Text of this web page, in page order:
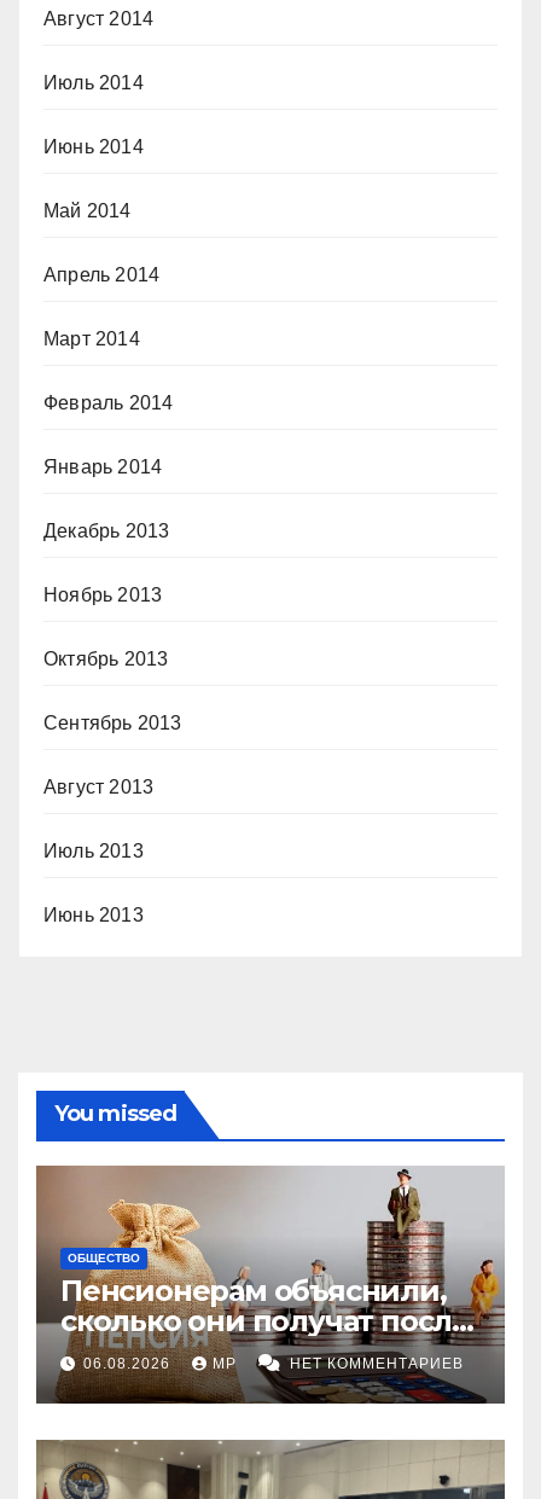
Август 2014
Июль 2014
Июнь 2014
Май 2014
Апрель 2014
Март 2014
Февраль 2014
Январь 2014
Декабрь 2013
Ноябрь 2013
Октябрь 2013
Сентябрь 2013
Август 2013
Июль 2013
Июнь 2013
You missed
ОБЩЕСТВО
Пенсионерам объяснили,
сколько они получат после
индексации
06.08.2026 MP НЕТ КОММЕНТАРИЕВ